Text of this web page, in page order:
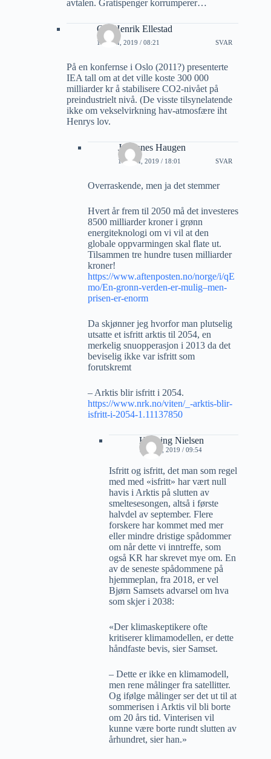
avtalen. Gratispenger korrumperer…
Ole Henrik Ellestad
13 JULI, 2019 / 08:21 SVAR
På en konfernse i Oslo (2011?) presenterte
IEA tall om at det ville koste 300 000
milliarder kr å stabilisere CO2-nivået på
preindustrielt nivå. (De visste tilsynelatende
ikke om vekselvirkning hav-atmosfære iht
Henrys lov.
Johannes Haugen
14 JULI, 2019 / 18:01 SVAR
Overraskende, men ja det stemmer
Hvert år frem til 2050 må det investeres
8500 milliarder kroner i grønn
energiteknologi om vi vil at den
globale oppvarmingen skal flate ut.
Tilsammen tre hundre tusen milliarder
kroner!
https://www.aftenposten.no/norge/i/qE
mo/En-gronn-verden-er-mulig–men-
prisen-er-enorm
Da skjønner jeg hvorfor man plutselig
utsatte et isfritt arktis til 2054, en
merkelig snuopperasjon i 2013 da det
beviselig ikke var isfritt som
forutskremt
– Arktis blir isfritt i 2054.
https://www.nrk.no/viten/_-arktis-blir-
isfritt-i-2054-1.11137850
Henning Nielsen
15 JULI, 2019 / 09:54
Isfritt og isfritt, det man som regel
med med «isfritt» har vært null
havis i Arktis på slutten av
smeltesesongen, altså i første
halvdel av september. Flere
forskere har kommet med mer
eller mindre dristige spådommer
om når dette vi inntreffe, som
også KR har skrevet mye om. En
av de seneste spådommene på
hjemmeplan, fra 2018, er vel
Bjørn Samsets advarsel om hva
som skjer i 2038:
«Der klimaskeptikere ofte
kritiserer klimamodellen, er dette
håndfaste bevis, sier Samset.
– Dette er ikke en klimamodell,
men rene målinger fra satellitter.
Og ifølge målinger ser det ut til at
sommerisen i Arktis vil bli borte
om 20 års tid. Vinterisen vil
kunne være borte rundt slutten av
århundret, sier han.»